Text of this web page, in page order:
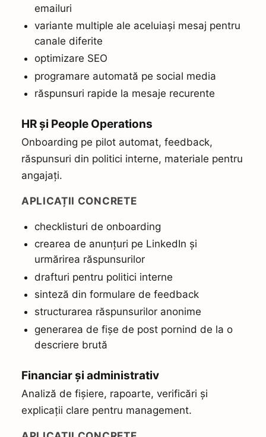
emailuri
variante multiple ale aceluiași mesaj pentru
canale diferite
optimizare SEO
programare automată pe social media
răspunsuri rapide la mesaje recurente
HR și People Operations
Onboarding pe pilot automat, feedback,
răspunsuri din politici interne, materiale pentru
angajați.
APLICAȚII CONCRETE
checklisturi de onboarding
crearea de anunțuri pe LinkedIn și
urmărirea răspunsurilor
drafturi pentru politici interne
sinteză din formulare de feedback
structurarea răspunsurilor anonime
generarea de fișe de post pornind de la o
descriere brută
Financiar și administrativ
Analiză de fișiere, rapoarte, verificări și
explicații clare pentru management.
ă
u